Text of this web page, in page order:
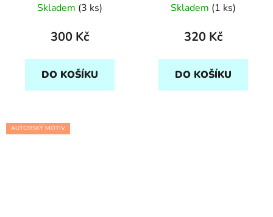
Skladem (3 ks)
300 Kč
DO KOŠÍKU
Skladem (1 ks)
320 Kč
DO KOŠÍKU
AUTORSKÝ MOTIV